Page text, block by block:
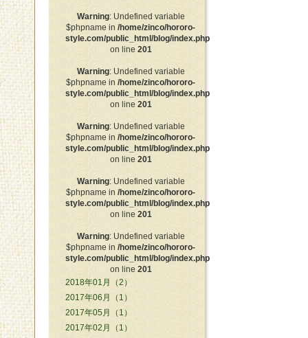
Warning: Undefined variable
$phpname in /home/zinco/hororo-
style.com/public_html/blog/index.php
on line 201
Warning: Undefined variable
$phpname in /home/zinco/hororo-
style.com/public_html/blog/index.php
on line 201
Warning: Undefined variable
$phpname in /home/zinco/hororo-
style.com/public_html/blog/index.php
on line 201
Warning: Undefined variable
$phpname in /home/zinco/hororo-
style.com/public_html/blog/index.php
on line 201
Warning: Undefined variable
$phpname in /home/zinco/hororo-
style.com/public_html/blog/index.php
on line 201
2018年01月（2）
2017年06月（1）
2017年05月（1）
2017年02月（1）